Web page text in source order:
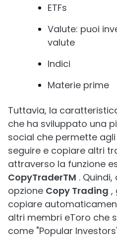
ETFs
Valute: puoi
valute
Indici
Materie prime
Tuttavia, la
che ha sviluppato una
social che permette
seguire e copiare altri
attraverso la funzione
CopyTraderTM .
opzione Copy Trading ,
copiare
altri membri eToro che
come "Popular